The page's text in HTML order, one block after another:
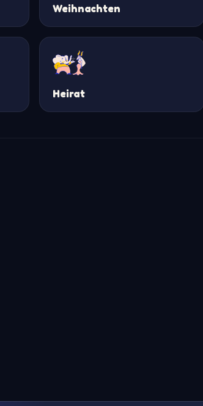
Weihnachten
Heirat